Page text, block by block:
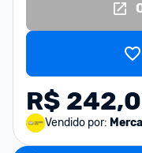
R$
Vendido por: